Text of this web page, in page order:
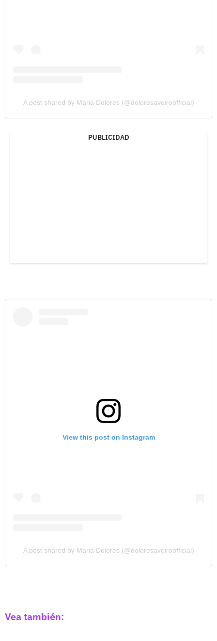
A post shared by Maria Dolores (@doloresaveiroofficial)
PUBLICIDAD
View this post on Instagram
A post shared by Maria Dolores (@doloresaveiroofficial)
Vea también: